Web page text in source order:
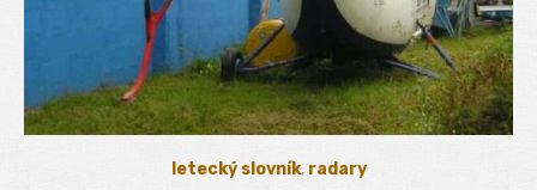
letecký slovník, radary